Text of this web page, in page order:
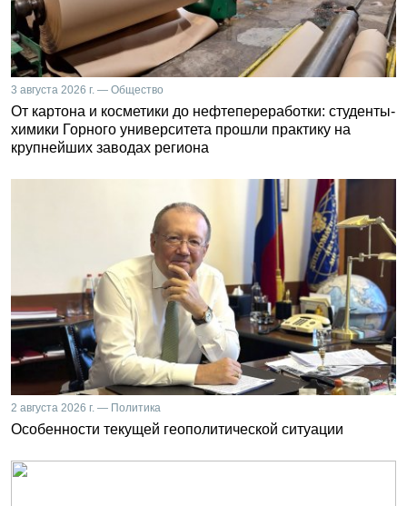
3 августа 2026 г. — Общество
От картона и косметики до нефтепереработки: студенты-
химики Горного университета прошли практику на
крупнейших заводах региона
2 августа 2026 г. — Политика
Особенности текущей геополитической ситуации